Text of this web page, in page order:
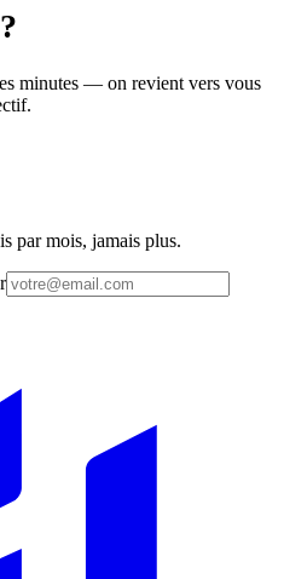
minutes — on revient vers vous
par mois, jamais plus.